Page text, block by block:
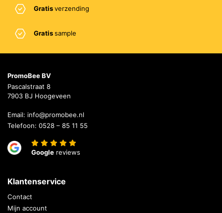
Gratisverzending
Gratissample
PromoBee BV
Pascalstraat 8
7903 BJ Hoogeveen
Email: info@promobee.nl
Telefoon: 0528 – 85 11 55
Google reviews
Klantenservice
Contact
Mijn account